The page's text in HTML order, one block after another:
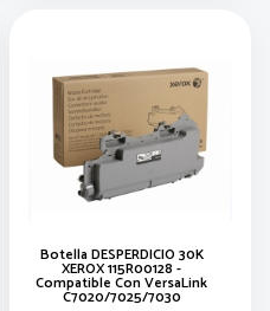
Botella DESPERDICIO 30K
XEROX 115R00128 -
Compatible Con VersaLink
C7020/7025/7030